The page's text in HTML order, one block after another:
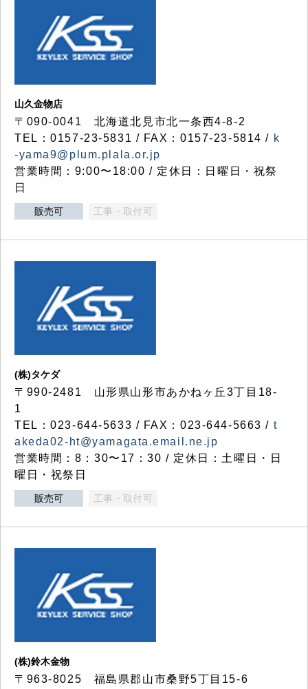
山久金物店
〒090-0041 北海道北見市北一条西4-8-2
TEL：0157-23-5831 / FAX：0157-23-5814 / k
-yama9@plum.plala.or.jp
営業時間：9:00〜18:00 / 定休日：日曜日・祝祭
日
販売可 工事・取付可
(株)タケダ
〒990-2481 山形県山形市あかねヶ丘3丁目18-
1
TEL：023-644-5633 / FAX：023-644-5663 / t
akeda02-ht@yamagata.email.ne.jp
営業時間：8：30〜17：30 / 定休日：土曜日・日
曜日・祝祭日
販売可 工事・取付可
(株)鈴木金物
〒963-8025 福島県郡山市桑野5丁目15-6